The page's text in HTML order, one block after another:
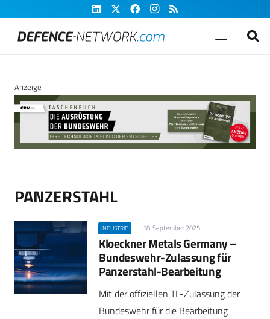
Anzeige
PANZERSTAHL
INDUSTRIE 18. September 2025
Kloeckner Metals Germany –
Bundeswehr-Zulassung für
Panzerstahl-Bearbeitung
Mit der offiziellen TL-Zulassung der
Bundeswehr für die Bearbeitung